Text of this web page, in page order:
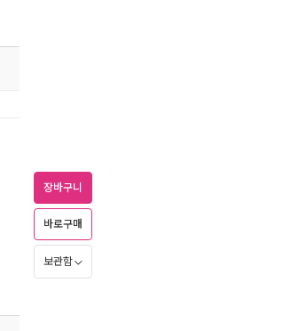
장바구니
바로구매
보관함